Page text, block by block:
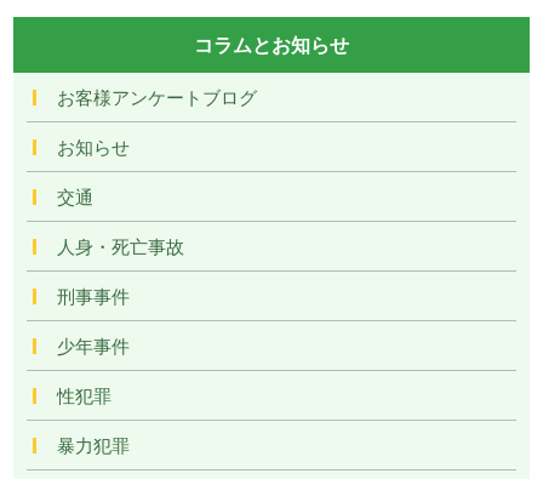
コラムとお知らせ
お客様アンケートブログ
お知らせ
交通
人身・死亡事故
刑事事件
少年事件
性犯罪
暴力犯罪